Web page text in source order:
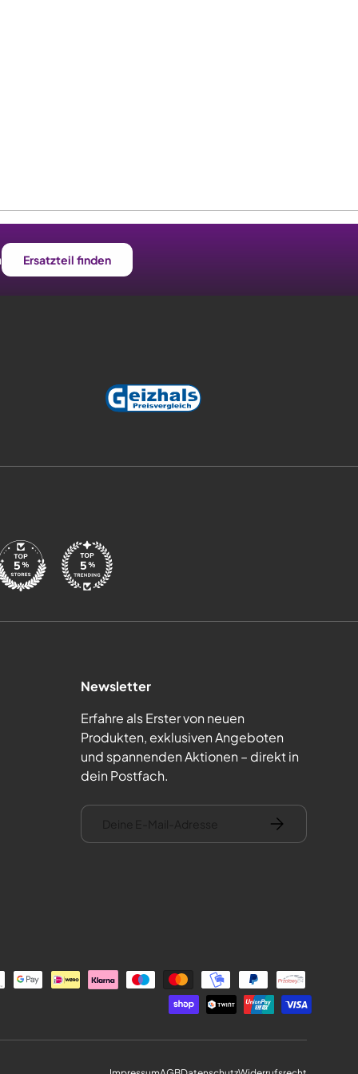
Ersatzteil finden
Newsletter
Erfahre als Erster von neuen
Produkten, exklusiven Angeboten
und spannenden Aktionen – direkt in
dein Postfach.
E-Mail Abonnieren